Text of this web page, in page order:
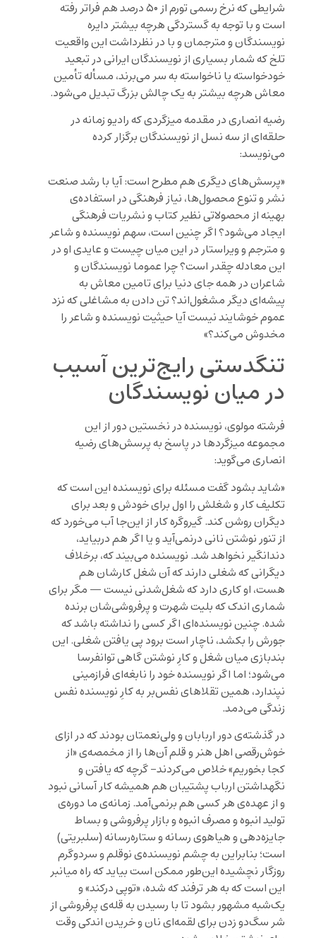
شرایطی که نرخ رسمی تورم از ۵۰ درصد هم فراتر رفته
است و با توجه به گستردگی هرچه بیشتر دایره
نویسندگان و مترجمان و با در نظرداشت این واقعیت
تلخ که شمار بسیاری از نویسندگان ایرانی در تبعید
خودخواسته یا ناخواسته به سر می‌برند، مسأله تأمین
معاش هرچه بیشتر به یک چالش بزرگ تبدیل می‌شود.
رضیه انصاری در مقدمه میزگردی که رادیو زمانه در
حلقه‌ای از سه نسل از نویسندگان برگزار کرده
می‌نویسد:
«پرسش‌های دیگری هم مطرح است: آیا با رشد صنعت
نشر و تنوع محصول‌ها، نیاز فرهنگی در استفاده‌ی
بهینه از محصولاتی نظیر کتاب و نشریات فرهنگی
ایجاد می‌شود؟ اگر چنین است، سهم نویسنده و شاعر
و مترجم و ویراستار در این میان چیست و عایدی او در
این معادله چقدر است؟ چرا عموما نویسندگان و
شاعران در همه جای دنیا برای تامین معاش به
پیشه‌ای دیگر مشغول‌اند؟ تن دادن به مشاغلی که نزد
عموم خوشایند نیست آیا حیثیت نویسنده و شاعر را
مخدوش می‌کند؟»
تنگدستی رایج‌ترین آسیب
در میان نویسندگان
فرشته مولوی، نویسنده در نخستین دور از این
مجموعه میزگردها در پاسخ به پرسش‌های رضیه
انصاری می‌گوید:
«شاید بشود گفت مسئله برای نویسنده این است که
تکلیف کار و شغلش را اول برای خودش و بعد برای
دیگران روشن کند. گیروگره کار از این‌جا آب می‌خورد که
از تنور نوشتن نانی درنمی‌آید و یا اگر هم دربیاید،
دندانگیر نخواهد شد. نویسنده می‌بیند که، برخلاف
دیگرانی که شغلی دارند که آن شغل کارشان هم
هست، او کاری دارد که شغل‌شدنی نیست — مگر برای
شماری اندک که بلیت شهرت و پرفروشی‌شان برنده
شده. چنین نویسنده‌ای اگر کسی را نداشته باشد که
جورش را بکشد، ناچار است برود پی یافتن شغلی. این
بندبازی میان شغل و کارِ نوشتن گاهی توانفرسا
می‌شود؛ اما اگر نویسنده خود را نابغه‌ای فرازمینی
نپندارد، همین تقلاهای نفس‌بر به کارِ نویسنده نفس
زندگی می‌دمد.
در گذشته‌ی دور اربابان و ولی‌نعمتان بودند که در ازای
خوش‌رقصی اهل هنر و قلم آن‌ها را از مخمصه‌ی «از
کجا بخوریم» خلاص می‌کردند- گرچه که یافتن و
نگهداشتن ارباب پشتیبان هم همیشه کار آسانی نبود
و از عهده‌ی هر کسی هم برنمی‌آمد. زمانه‌ی ما دوره‌ی
تولید انبوه و مصرف انبوه و بازار پرفروشی و بساط
جایزه‌دهی و هیاهوی رسانه و ستاره‌رسانه (سلبریتی)
است؛ بنابراین به چشم نویسنده‌ی نوقلم و سردوگرم
روزگار نچشیده این‌طور ممکن است بیاید که راه میانبر
این است که به هر ترفند که شده، «توپی درکند» و
یک‌شبه مشهور بشود تا با رسیدن به قله‌ی پرفروشی از
شر سگ‌دو زدن برای لقمه‌ای نان و خریدن اندکی وقت